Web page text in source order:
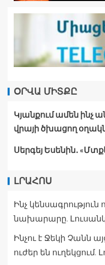
ՕՐՎԱ ՄԻՏՔԸ
Կյանքում ամեն ինչ
վրայի ծխացող
Սերգեյ Եսենին․
ԼՐԱՀՈՍ
Ինչ
նախարարը.
Ինչու է Ջեկի Չանն
ուժեր են ուղեկցում.